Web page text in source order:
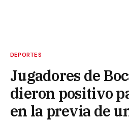
DEPORTES
Jugadores de
dieron positivo
en la previa de